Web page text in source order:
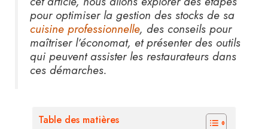
pour optimiser la gestion des stocks de sa
cuisine professionnelle, des conseils pour
maîtriser l’économat, et présenter des outils
qui peuvent assister les restaurateurs dans
ces démarches.
Table des matières